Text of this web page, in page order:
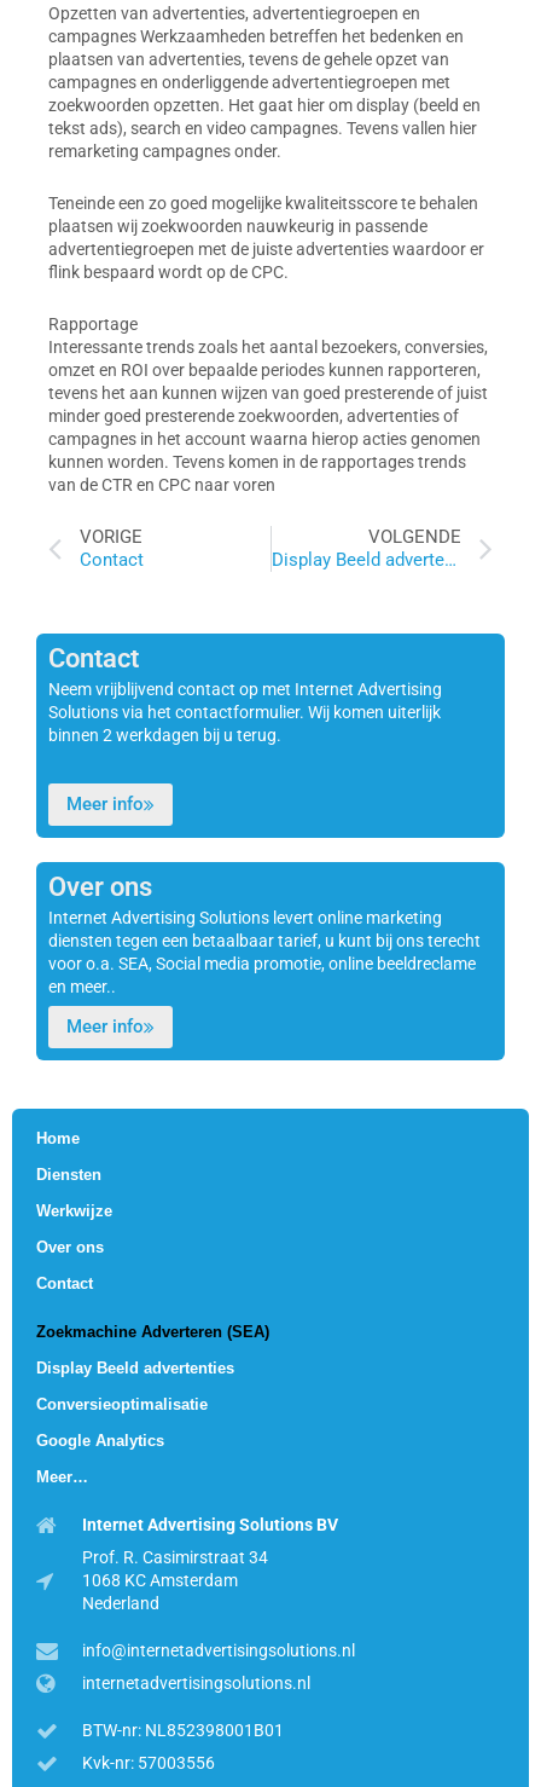
Opzetten van advertenties, advertentiegroepen en
campagnes Werkzaamheden betreffen het bedenken en
plaatsen van advertenties, tevens de gehele opzet van
campagnes en onderliggende advertentiegroepen met
zoekwoorden opzetten. Het gaat hier om display (beeld en
tekst ads), search en video campagnes. Tevens vallen hier
remarketing campagnes onder.
Teneinde een zo goed mogelijke kwaliteitsscore te behalen
plaatsen wij zoekwoorden nauwkeurig in passende
advertentiegroepen met de juiste advertenties waardoor er
flink bespaard wordt op de CPC.
Rapportage
Interessante trends zoals het aantal bezoekers, conversies,
omzet en ROI over bepaalde periodes kunnen rapporteren,
tevens het aan kunnen wijzen van goed presterende of juist
minder goed presterende zoekwoorden, advertenties of
campagnes in het account waarna hierop acties genomen
kunnen worden. Tevens komen in de rapportages trends
van de CTR en CPC naar voren
Prev
VORIGE
Contact
VOLGENDE
Display Beeld advertenties
Contact
Neem vrijblijvend contact op met Internet Advertising
Solutions via het contactformulier. Wij komen uiterlijk
binnen 2 werkdagen bij u terug.
Meer info
Over ons
Internet Advertising Solutions levert online marketing
diensten tegen een betaalbaar tarief, u kunt bij ons terecht
voor o.a. SEA, Social media promotie, online beeldreclame
en meer..
Meer info
Home
Diensten
Werkwijze
Over ons
Contact
Zoekmachine Adverteren (SEA)
Display Beeld advertenties
Conversieoptimalisatie
Google Analytics
Meer…
Internet Advertising Solutions BV
Prof. R. Casimirstraat 34
1068 KC Amsterdam
Nederland
info@internetadvertisingsolutions.nl
internetadvertisingsolutions.nl
BTW-nr: NL852398001B01
Kvk-nr: 57003556